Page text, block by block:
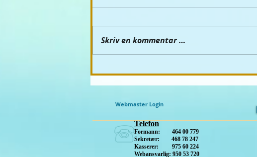
"Hilde-karbis"...
Skriv en kommentar …
Telefon
Formann: 464 00 779
Sekretær: 468 78 247
Kasserer: 975 60 224
Webansvarlig: 950 53 720
Webmaster Login